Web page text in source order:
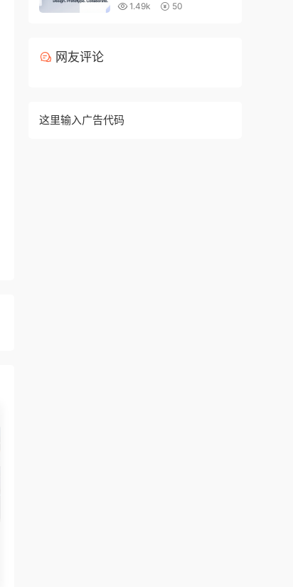
1.49k 50
网友评论
这里输入广告代码